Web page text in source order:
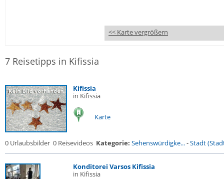
<< Karte vergrößern
7 Reisetipps in Kifissia
Kifissia
in Kifissia
Karte
0 Urlaubsbilder 0 Reisevideos Kategorie: Sehenswürdigke...-Stadt
Konditorei Varsos Kifissia
in Kifissia